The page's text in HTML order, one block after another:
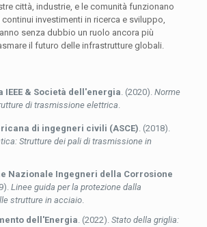
città, industrie, e le comunità funzionano
investimenti in ricerca e sviluppo,
senza dubbio un ruolo ancora più
il futuro delle infrastrutture globali.
IEEE & Società dell'energia. (2020). Norme
di trasmissione elettrica.
di ingegneri civili (ASCE). (2018).
Strutture dei pali di trasmissione in
Nazionale Ingegneri della Corrosione
Linee guida per la protezione dalla
strutture in acciaio.
dell'Energia. (2022). Stato della griglia: